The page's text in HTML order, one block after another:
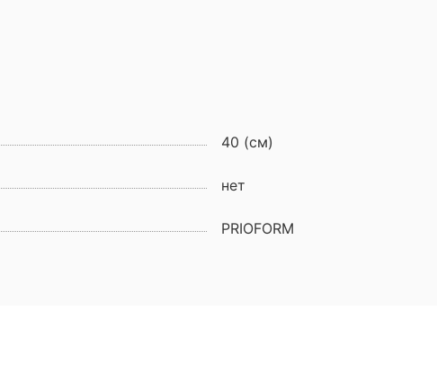
40 (см)
нет
PRIOFORM